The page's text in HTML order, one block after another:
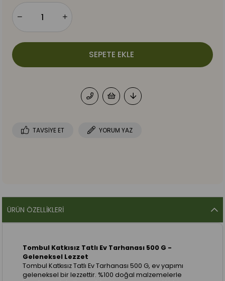
TAVSIYE ET YORUM YAZ
ÜRÜN ÖZELLIKLERI
Tombul Katkısız Tatlı Ev Tarhanası 500 G -
Geleneksel Lezzet
Tombul Katkısız Tatlı Ev Tarhanası 500 G, ev yapımı
geleneksel bir lezzettir. %100 doğal malzemelerle